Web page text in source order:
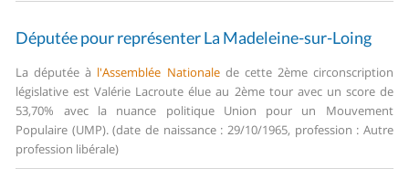
Députée pour représenter La Madeleine-sur-Loing
La députée à l'Assemblée Nationalede cette 2ème circonscription
législative est Valérie Lacroute élue au 2ème tour avec un score de
53,70% avec la nuance politique Union pour un Mouvement
Populaire (UMP). (date de naissance : 29/10/1965, profession : Autre
profession libérale)